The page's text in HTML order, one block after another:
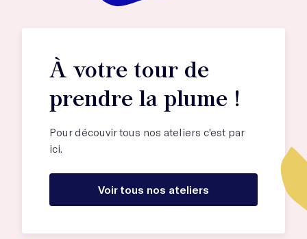
À votre tour de
prendre la plume !
Pour découvir tous nos ateliers c'est par
ici.
Voir tous nos ateliers